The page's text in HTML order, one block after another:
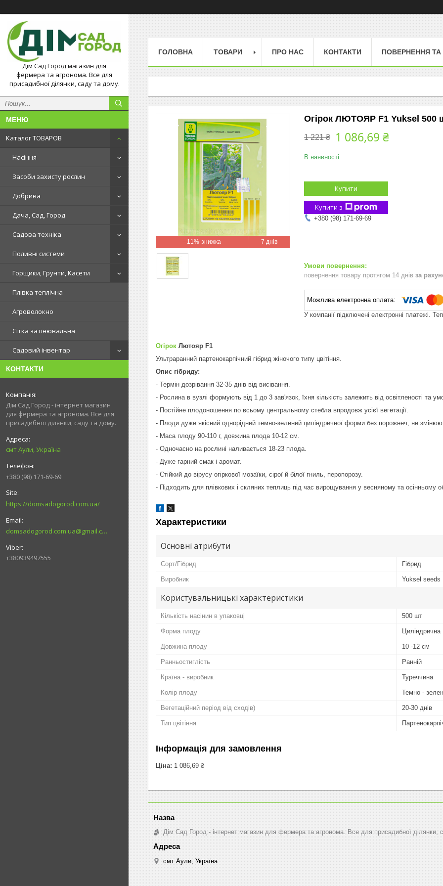
Дім Сад Город магазин для
фермера та агронома. Все для
присадибної ділянки, саду та дому.
Каталог ТОВАРОВ
Насіння
Засоби захисту рослин
Добрива
Дача, Сад, Город
Садова техніка
Поливні системи
Горщики, Грунти, Касети
Плівка теплічна
Агроволокно
Сітка затінювальна
Садовий інвентар
КОНТАКТИ
Дім Сад Город - інтернет магазин
для фермера та агронома. Все для
присадибної ділянки, саду та дому.
смт Аули, Україна
+380 (98) 171-69-69
https://domsadogorod.com.ua/
domsadogorod.com.ua@gmail.com
+380939497555
ГОЛОВНА ТОВАРИ ПРО НАС КОНТАКТИ ПОВЕРНЕННЯ ТА
–11% 7 днів
Огірок ЛЮТОЯР F1 Yuksel 500
1 221 ₴ 1 086,69 ₴
В наявності
Купити
Купити з
+380 (98) 171-69-69
повернення товару протягом 14 днів за
У компанії підключені електронні платежі.
Огірок Лютояр F1
Ультраранний партенокарпічний гібрид жіночого типу цвітіння.
Опис гібриду:
- Термін дозрівання 32-35 днів від висівання.
- Рослина в вузлі формують від 1 до 3 зав'язок, їхня кількість залежить від освітленості та
- Постійне плодоношення по всьому центральному стебла впродовж усієї вегетації.
- Плоди дуже якісний однорідний темно-зелений циліндричної форми без порожнеч, не
- Маса плоду 90-110 г, довжина плода 10-12 см.
- Одночасно на рослині наливається 18-23 плода.
- Дуже гарний смак і аромат.
- Стійкий до вірусу огіркової мозаїки, сірої й білої гниль, перопорозу.
- Підходить для плівкових і скляних теплиць під час вирощування у весняному та осінньому
Характеристики
Основні атрибути
Сорт/Гібрид Гібрид
Виробник Yuksel seeds
Користувальницькі характеристики
Кількість насінин в упаковці 500 шт
Форма плоду Циліндрична
Довжина плоду 10 -12 см
Ранньостиглість Ранній
Країна - виробник Туреччина
Колір плоду Темно -
Вегетаційний період від сходів) 20-30 днів
Тип цвітіння
Інформація для замовлення
Ціна: 1 086,69 ₴
Дім Сад Город - інтернет магазин для фермера та агронома. Все для присадибної ділянки,
смт Аули, Україна